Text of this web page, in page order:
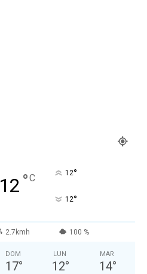
12 °C 12°
12°
2.7kmh 100 %
DOM
17°
LUN
12°
MAR
14°